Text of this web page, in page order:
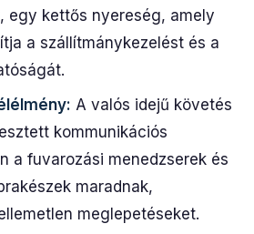
egy kettős nyereség, amely
a szállítmánykezelést és a
A valós idejű követés
kommunikációs
a fuvarozási menedzserek és
maradnak,
meglepetéseket.